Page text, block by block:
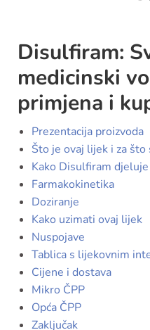
Disulfiram:
medicinski
primjena i
Prezentacija proizvoda
Što je ovaj lijek i za
Kako Disulfiram
Farmakokinetika
Doziranje
Kako uzimati ovaj lijek
Nuspojave
Tablica s lijekovnim
Cijene i dostava
Mikro ČPP
Opća ČPP
Zaključak